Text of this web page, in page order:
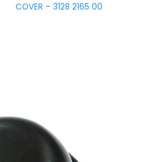
COVER – 3128 2165 00